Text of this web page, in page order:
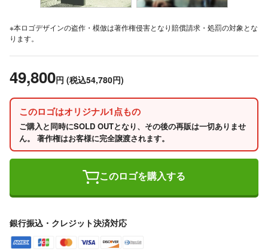
※本ロゴデザインの盗作・模倣は著作権侵害となり賠償請求・処罰の対象とな
ります。
49,800円 (税込54,780円)
このロゴはオリジナル1点もの
ご購入と同時にSOLD OUTとなり、その後の再販は一切ありませ
ん。 著作権はお客様に完全譲渡されます。
このロゴを購入する
銀行振込・クレジット決済対応